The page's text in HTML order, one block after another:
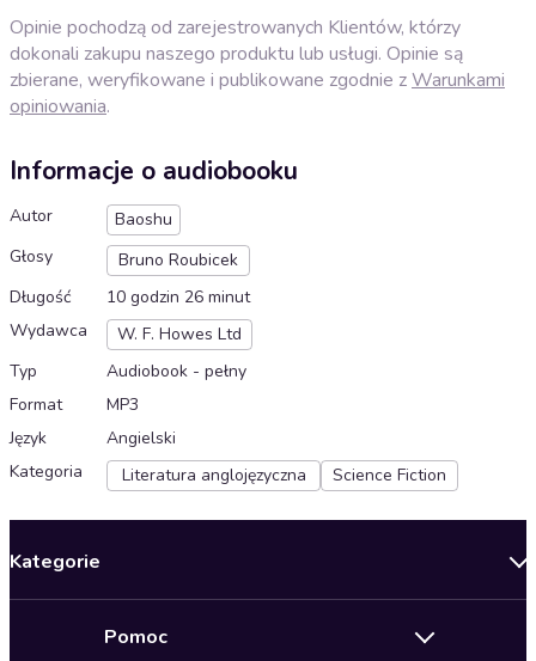
Opinie pochodzą od zarejestrowanych Klientów, którzy
dokonali zakupu naszego produktu lub usługi. Opinie są
zbierane, weryfikowane i publikowane zgodnie zWarunkami
opiniowania.
Informacje o audiobooku
Autor
Baoshu
Głosy
Bruno Roubicek
Długość
10 godzin 26 minut
Wydawca
W. F. Howes Ltd
Typ
Audiobook - pełny
Format
MP3
Język
Angielski
Kategoria
Literatura anglojęzyczna Science Fiction
Kategorie
Pomoc